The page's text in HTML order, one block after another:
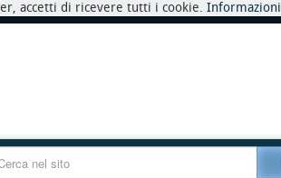
accetti di ricevere tutti i cookie. Informazioni